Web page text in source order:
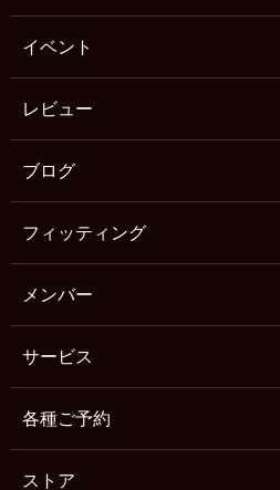
イベント
レビュー
ブログ
フィッティング
メンバー
サービス
各種ご予約
ストア